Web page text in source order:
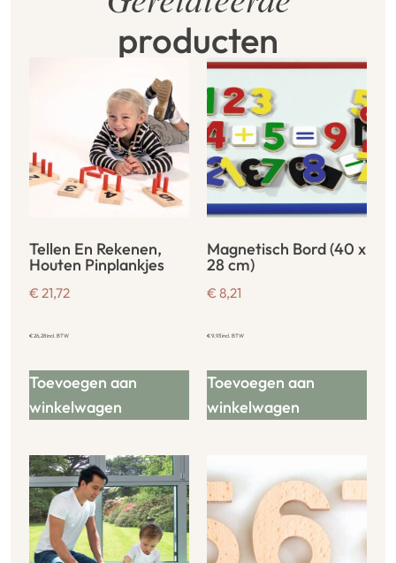
producten
Tellen En Rekenen,
Houten Pinplankjes
€ 21,72
€26,28incl. BTW
Toevoegen aan
winkelwagen
Magnetisch Bord (40 x
28 cm)
€ 8,21
€9,93incl. BTW
Toevoegen aan
winkelwagen